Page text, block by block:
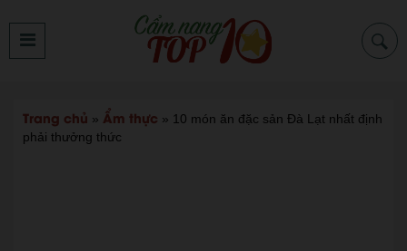
Trang chủ » Ẩm thực » 10 món ăn đặc sản Đà Lạt nhất định
phải thưởng thức